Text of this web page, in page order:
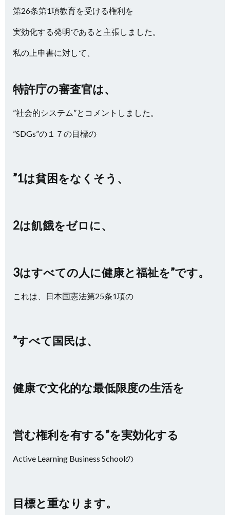
第26条第1項教育を受ける権利を
実効化する発明であると主張しました。
私の上申書に対して、
特許庁の審査官は、
”社会的システム”とコメントしました。
”SDGs”の１７の目標の
”1は貧困をなくそう、
2は飢餓をゼロに、
3はすべての人に健康と福祉を”です。
これは、日本国憲法第25条1項の
”すべて国民は、
健康で文化的な最低限度の生活を
営む権利を有する”を実効化する
Active Learning Business Schoolの
目標と重なります。